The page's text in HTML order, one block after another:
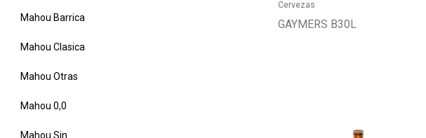
Mahou Barrica
Mahou Clasica
Mahou Otras
Mahou 0,0
Mahou Sin
Cervezas
GAYMERS B30L